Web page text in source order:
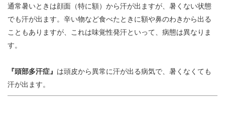
通常暑いときは顔面（特に額）から汗が出ますが、暑くない状態
でも汗が出ます。辛い物など食べたときに額や鼻のわきから出る
こともありますが、これは味覚性発汗といって、病態は異なりま
す。
『頭部多汗症』 は頭皮から異常に汗が出る病気で、暑くなくても
汗が出ます。